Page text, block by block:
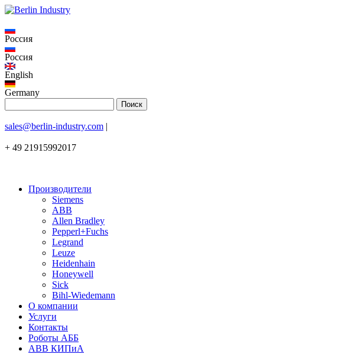
Россия
Россия
English
Germany
sales@berlin-industry.com |
+ 49 21915992017
Производители
Siemens
ABB
Allen Bradley
Pepperl+Fuchs
Legrand
Leuze
Heidenhain
Honeywell
Sick
Bihl-Wiedemann
О компании
Услуги
Контакты
Роботы АББ
ABB КИПиА